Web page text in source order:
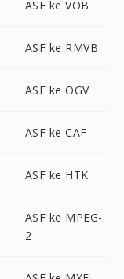
ASF ke VOB
ASF ke RMVB
ASF ke OGV
ASF ke CAF
ASF ke HTK
ASF ke MPEG-
2